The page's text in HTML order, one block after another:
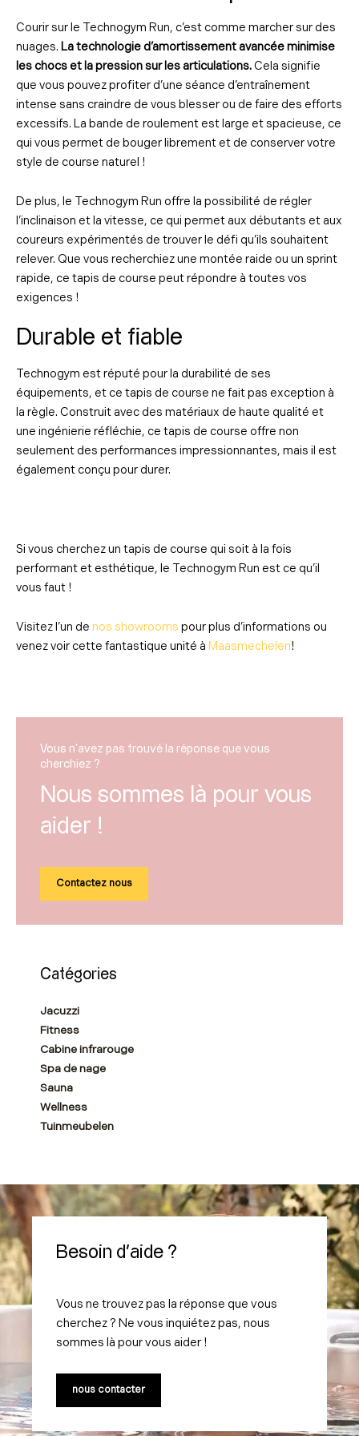
Courir sur le Technogym Run, c’est comme marcher sur des
nuages. La technologie d’amortissement avancée minimise
les chocs et la pression sur les articulations.Cela signifie
que vous pouvez profiter d’une séance d’entraînement
intense sans craindre de vous blesser ou de faire des efforts
excessifs. La bande de roulement est large et spacieuse, ce
qui vous permet de bouger librement et de conserver votre
style de course naturel !
De plus, le Technogym Run offre la possibilité de régler
l’inclinaison et la vitesse, ce qui permet aux débutants et aux
coureurs expérimentés de trouver le défi qu’ils souhaitent
relever. Que vous recherchiez une montée raide ou un sprint
rapide, ce tapis de course peut répondre à toutes vos
exigences !
Durable et fiable
Technogym est réputé pour la durabilité de ses
équipements, et ce tapis de course ne fait pas exception à
la règle. Construit avec des matériaux de haute qualité et
une ingénierie réfléchie, ce tapis de course offre non
seulement des performances impressionnantes, mais il est
également conçu pour durer.
Si vous cherchez un tapis de course qui soit à la fois
performant et esthétique, le Technogym Run est ce qu’il
vous faut !
Visitez l’un de nos showrooms pour plus d’informations ou
venez voir cette fantastique unité à Maasmechelen!
Vous n'avez pas trouvé la réponse que vous
cherchiez ?
Nous sommes là pour vous
aider !
Contactez nous
Catégories
Jacuzzi
Fitness
Cabine infrarouge
Spa de nage
Sauna
Wellness
Tuinmeubelen
Besoin d'aide ?
Vous ne trouvez pas la réponse que vous
cherchez ? Ne vous inquiétez pas, nous
sommes là pour vous aider !
nous contacter